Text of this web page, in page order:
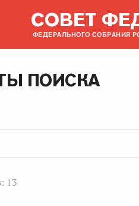
СОВЕТ
ФЕДЕРАЛЬНОГО СОБРАНИЯ
ПОИСКА
13